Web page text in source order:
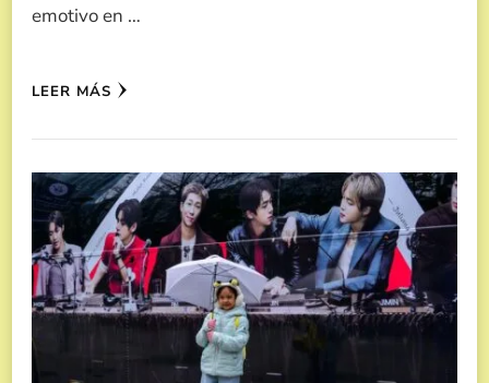
emotivo en …
LEER MÁS